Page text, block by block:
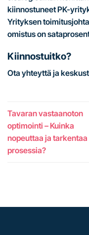
kiinnostuneet PK-
Yrityksen
omistus on
Kiinnostuitko?
Ota yhteyttä ja
Tavaran vastaanoton
optimointi – Kuinka
nopeuttaa ja tarkentaa
prosessia?